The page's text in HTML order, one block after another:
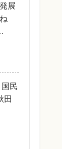
展
民
田